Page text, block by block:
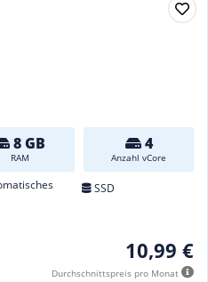
8 GB
RAM
4
Anzahl vCore
SSD
10,99 €
Durchschnittspreis pro Monat